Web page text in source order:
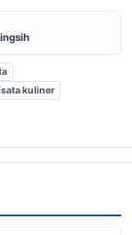
kuliner